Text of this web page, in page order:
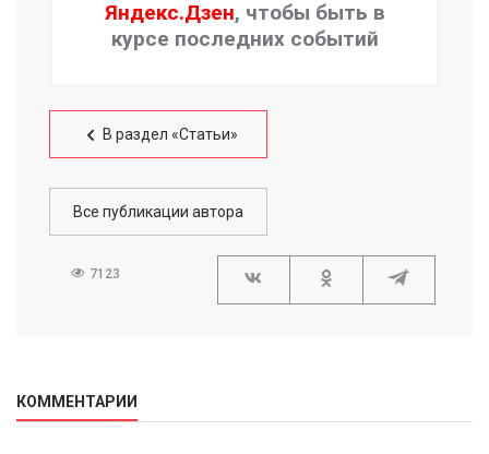
Яндекс.Дзен, чтобы быть в
курсе последних событий
В раздел «Статьи»
Все публикации автора
7123
КОММЕНТАРИИ